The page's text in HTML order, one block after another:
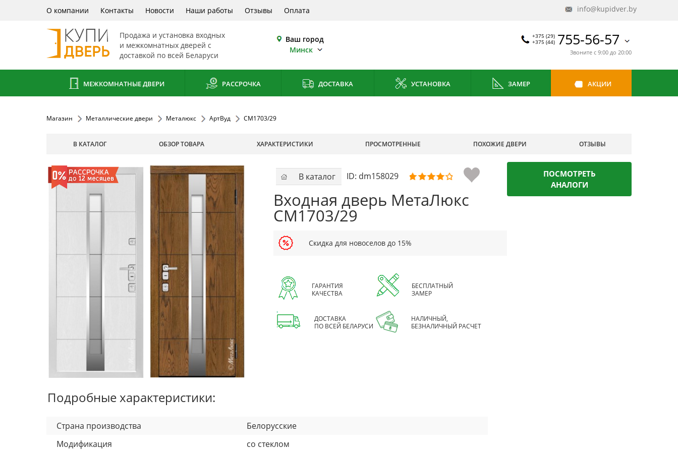
О компании Контакты Новости Наши работы Отзывы Оплата info@kupidver.by
Продажа и установка входных
и межкомнатных дверей с
доставкой по всей Беларуси
Ваш город
Минск
+375 (29)
+375 (44) 755-56-57
Звоните с 9:00 до 20:00
МЕЖКОМНАТНЫЕ ДВЕРИ РАССРОЧКА ДОСТАВКА УСТАНОВКА ЗАМЕР АКЦИИ
Магазин Металлические двери Металюкс АртВуд СМ1703/29
В КАТАЛОГ ОБЗОР ТОВАРА ХАРАКТЕРИСТИКИ ПРОСМОТРЕННЫЕ ПОХОЖИЕ ДВЕРИ ОТЗЫВЫ
В каталог ID: dm158029
Входная дверь МетаЛюкс
СМ1703/29
Скидка для новоселов до 15%
ГАРАНТИЯ
КАЧЕСТВА
ДОСТАВКА
ПО ВСЕЙ БЕЛАРУСИ
БЕСПЛАТНЫЙ
ЗАМЕР
НАЛИЧНЫЙ,
БЕЗНАЛИЧНЫЙ РАСЧЕТ
ПОСМОТРЕТЬ
АНАЛОГИ
Подробные характеристики:
Страна производства
Белорусские
Модификация
со стеклом